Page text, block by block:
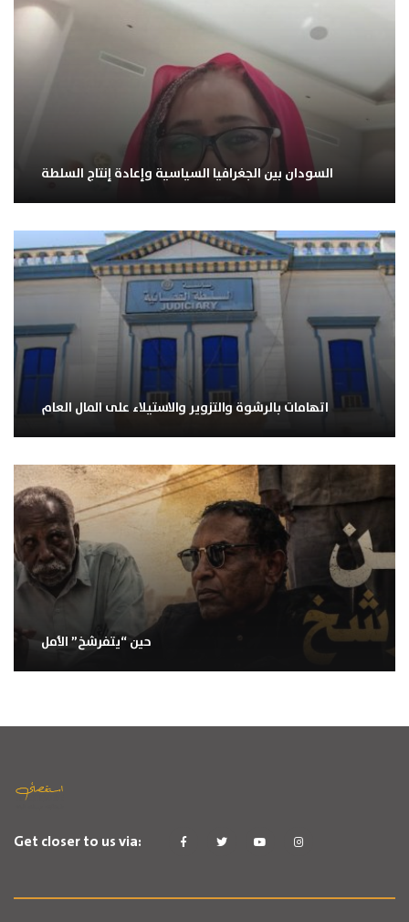
السودان بين الجغرافيا السياسية وإعادة إنتاج السلطة
اتهامات بالرشوة والتزوير والاستيلاء على المال العام
حين “يتفرشخ” الأمل
Get closer to us via: